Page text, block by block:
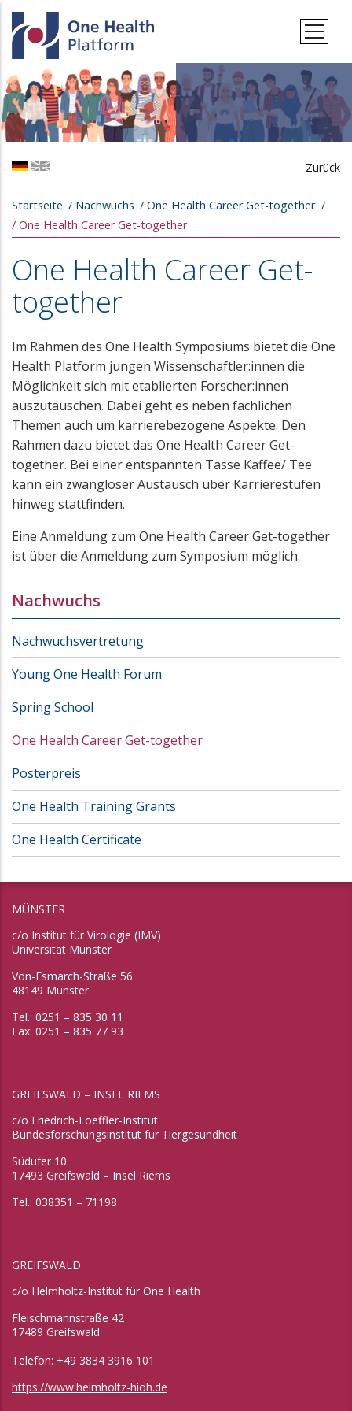
Direkt zum Inhalt
Zurück
Pfadnavigation
Startseite Nachwuchs
One Health Career Get-together
One Health Career Get-together
One Health Career Get-
together
Im Rahmen des One Health Symposiums bietet die One
Health Platform jungen Wissenschaftler:innen die
Möglichkeit sich mit etablierten Forscher:innen
auszutauschen. Dabei geht es neben fachlichen
Themen auch um karrierebezogene Aspekte. Den
Rahmen dazu bietet das One Health Career Get-
together. Bei einer entspannten Tasse Kaffee/ Tee
kann ein zwangloser Austausch über Karrierestufen
hinweg stattfinden.
Eine Anmeldung zum One Health Career Get-together
ist über die Anmeldung zum Symposium möglich.
Nachwuchs
Nachwuchsvertretung
Young One Health Forum
Spring School
One Health Career Get-together
Posterpreis
One Health Training Grants
One Health Certificate
MÜNSTER
c/o Institut für Virologie (IMV)
Universität Münster
Von-Esmarch-Straße 56
48149 Münster
Tel.: 0251 – 835 30 11
Fax: 0251 – 835 77 93
GREIFSWALD – INSEL RIEMS
c/o Friedrich-Loeffler-Institut
Bundesforschungsinstitut für Tiergesundheit
Südufer 10
17493 Greifswald – Insel Riems
Tel.: 038351 – 71198
GREIFSWALD
c/o Helmholtz-Institut für One Health
Fleischmannstraße 42
17489 Greifswald
Telefon: +49 3834 3916 101
https://www.helmholtz-hioh.de